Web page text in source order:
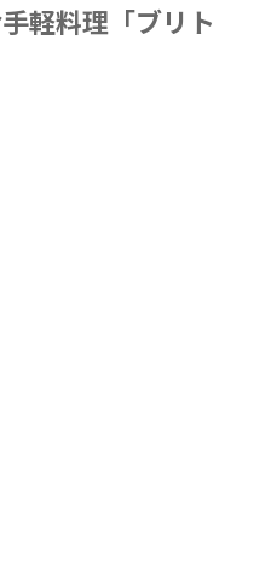
軽料理「ブリト